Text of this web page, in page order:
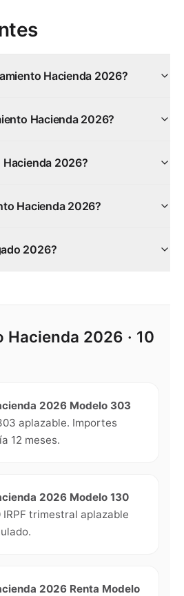
Hacienda 2026?
Hacienda 2026?
Hacienda 2026?
Hacienda 2026?
2026?
2026 · 10
2026 Modelo 303
aplazable. Importes
12 meses.
2026 Modelo 130
IRPF trimestral aplazable
2026 Renta Modelo